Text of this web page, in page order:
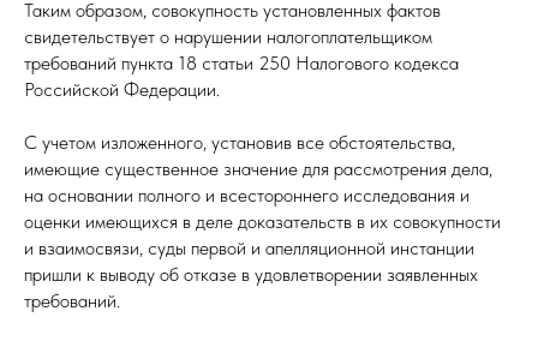
Таким образом, совокупность установленных фактов
свидетельствует о нарушении налогоплательщиком
требований пункта 18 статьи 250 Налогового кодекса
Российской Федерации.
С учетом изложенного, установив все обстоятельства,
имеющие существенное значение для рассмотрения дела,
на основании полного и всестороннего исследования и
оценки имеющихся в деле доказательств в их совокупности
и взаимосвязи, суды первой и апелляционной инстанции
пришли к выводу об отказе в удовлетворении заявленных
требований.